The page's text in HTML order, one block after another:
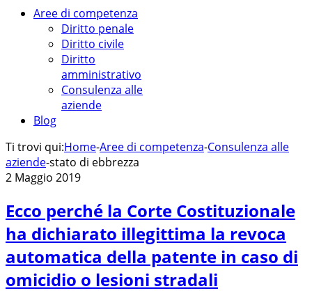
Aree di competenza
Diritto penale
Diritto civile
Diritto
amministrativo
Consulenza alle
aziende
Blog
Ti trovi qui:Home-Aree di competenza-Consulenza alle
aziende-stato di ebbrezza
2 Maggio 2019
Ecco perché la Corte Costituzionale
ha dichiarato illegittima la revoca
automatica della patente in caso di
omicidio o lesioni stradali